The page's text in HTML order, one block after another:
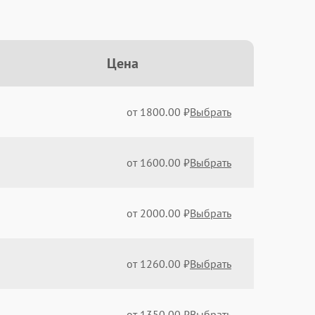
Цена
от 1800.00 ₽Выбрать
от 1600.00 ₽Выбрать
от 2000.00 ₽Выбрать
от 1260.00 ₽Выбрать